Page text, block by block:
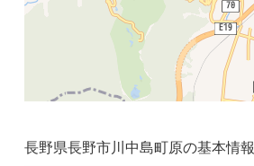
長野県長野市川中島町原の基本情報